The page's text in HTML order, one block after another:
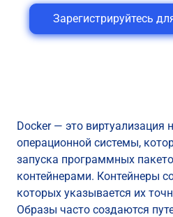
Зарегистрируйтесь
Docker — это виртуализация
операционной системы,
запуска программных
контейнерами. Контейнеры
которых указывается их
Образы часто создаются